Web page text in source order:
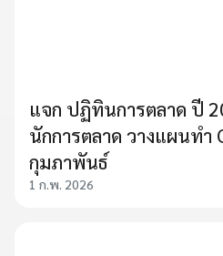
แจก ปฏิทินการตลาด ปี
นักการตลาด วางแผนทำ
กุมภาพันธ์
1 ก.พ. 2026